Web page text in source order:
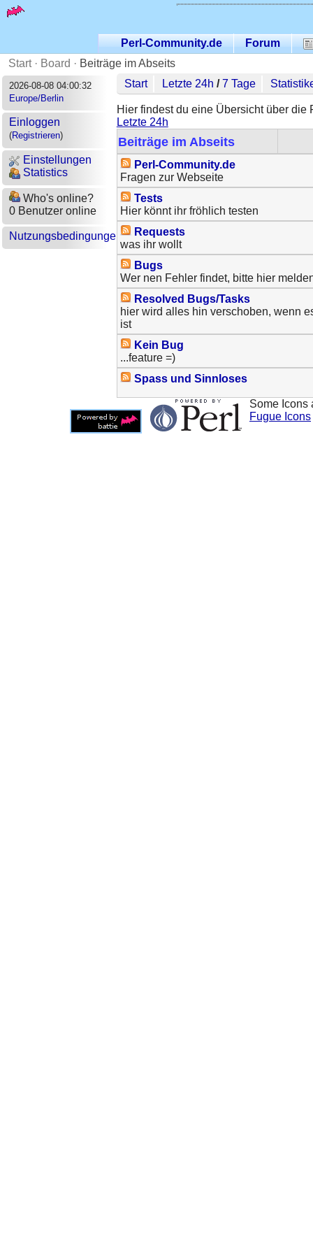
Perl-Community.de
Forum
Start· Board · Beiträge im Abseits
2026-08-08 04:00:32
Europe/Berlin
Einloggen
(Registrieren)
Einstellungen
Statistics
Who's online?
0 Benutzer online
Nutzungsbedingungen
Start Letzte 24h /7 Tage
Hier findest du eine Übersicht über
Letzte 24h
Beiträge im Abseits
Perl-Community.de
Fragen zur Webseite
Tests
Hier könnt ihr fröhlich testen
Requests
was ihr wollt
Bugs
Wer nen Fehler findet, bitte hier
Resolved Bugs/Tasks
hier wird alles hin verschoben, wenn
ist
Kein Bug
...feature =)
Spass und Sinnloses
Some Icons
Fugue Icons